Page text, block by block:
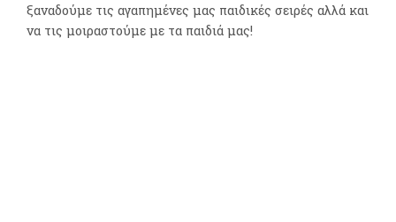
ξαναδούμε τις αγαπημένες μας παιδικές σειρές αλλά και
να τις μοιραστούμε με τα παιδιά μας!